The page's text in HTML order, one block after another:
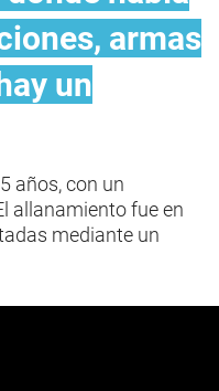
armas
un
años, con un
allanamiento fue en
mediante un